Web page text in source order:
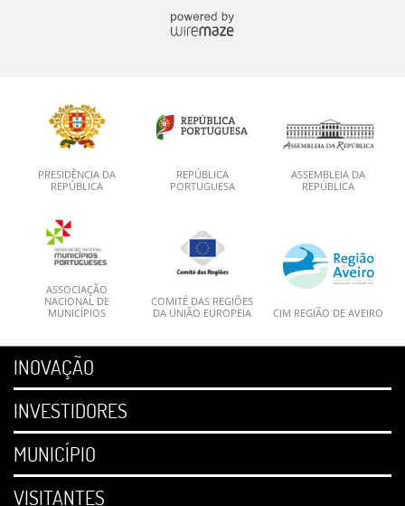
PRESIDÊNCIA DA
REPÚBLICA
REPÚBLICA
PORTUGUESA
ASSEMBLEIA DA
REPÚBLICA
ASSOCIAÇÃO
NACIONAL DE
MUNICÍPIOS
COMITÉ DAS REGIÕES
DA UNIÃO EUROPEIA
CIM REGIÃO DE AVEIRO
INOVAÇÃO
INVESTIDORES
MUNICÍPIO
VISITANTES